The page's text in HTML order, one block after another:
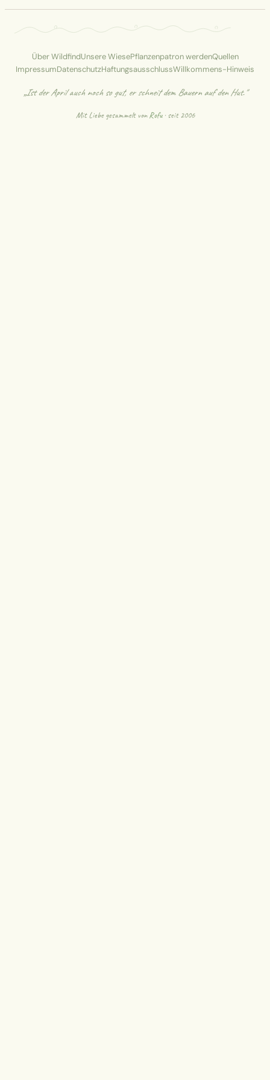
Über WildfindUnsere WiesePflanzenpatron werdenQuellen
ImpressumDatenschutzHaftungsausschlussWillkommens-Hinweis
„Ist der April auch noch so gut, er schneit dem Bauern auf den Hut."
Mit Liebe gesammelt vonRofu· seit 2006